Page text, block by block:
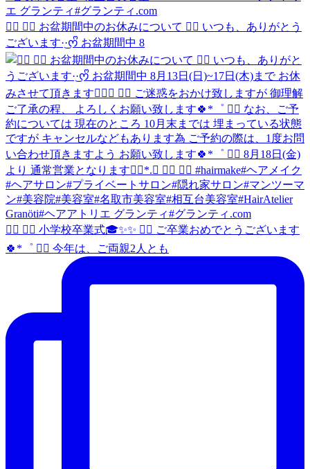
❁⃘ ❁⃘ お盆期間中のお休みについて ❁⃘ いつも、ありがとう
ございます·͜·ᰔᩚ お盆期間中 8
❁⃘ ❁⃘ 小学校卒業式🎓✨✨ ❁⃘ ご卒業おめでとうございます
🍀*゜ ❁⃘ 今年は、ご両親2人とも